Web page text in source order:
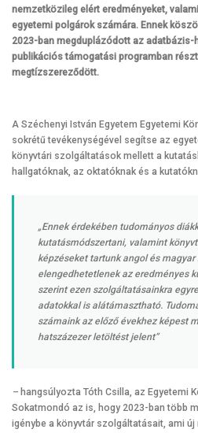
nemzetközileg elért eredményeket,
egyetemi polgárok számára. Ennek
2023-ban megduplázódott az adatbázis-
publikációs támogatási programban
megtízszereződött.
A Széchenyi István Egyetem Egyetemi
sokrétű tevékenységével segítse az
könyvtári szolgáltatások mellett a
hallgatóknak, az oktatóknak és a
„Ennek érdekében tudományos
kutatásmódszertani, valamint
képzéseket tartunk angol és magyar
elengedhetetlenek az eredményes
szerint ezen szolgáltatásainkra
adatokkal is alátámasztható.
számaink az előző évekhez képest
hatszázezer letöltést jelent”
– hangsúlyozta Tóth Csilla, az Egyetemi
Sokatmondó az is, hogy 2023-ban több
igénybe a könyvtár szolgáltatásait, ami új